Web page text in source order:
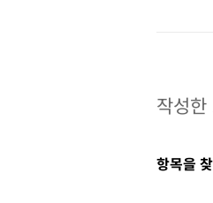
작성
항목을